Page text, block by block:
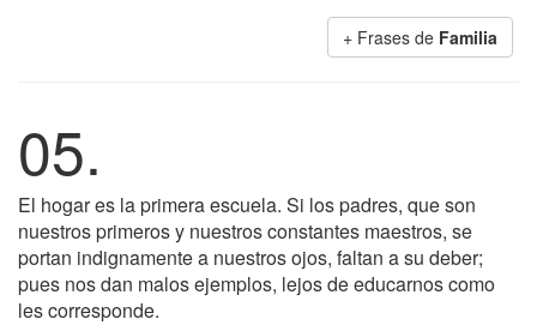
+ Frases de Familia
05.
El hogar es la primera escuela. Si los padres, que son
nuestros primeros y nuestros constantes maestros, se
portan indignamente a nuestros ojos, faltan a su deber;
pues nos dan malos ejemplos, lejos de educarnos como
les corresponde.